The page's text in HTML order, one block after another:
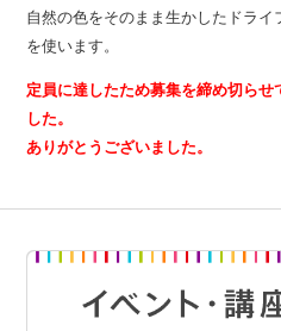
自然の色をそのまま生かしたドライ
を使います。
定員に達したため募集を締め切らせ
した。
ありがとうございました。